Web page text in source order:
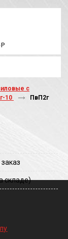
Р
с
10
ПвП2г
складе)